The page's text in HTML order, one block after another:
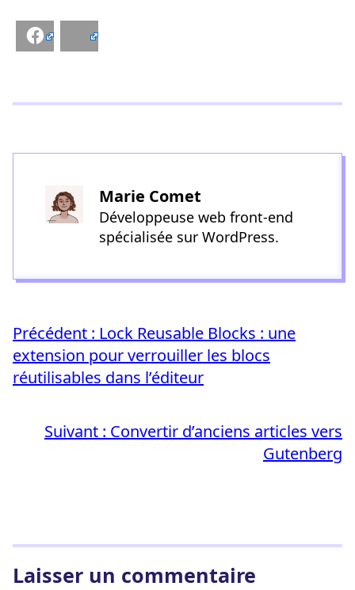
FacebookBluesky
Marie Comet
Développeuse web front-end
spécialisée sur WordPress.
Précédent : Lock Reusable Blocks : une
extension pour verrouiller les blocs
réutilisables dans l’éditeur
Suivant : Convertir d’anciens articles vers
Gutenberg
Laisser un commentaire